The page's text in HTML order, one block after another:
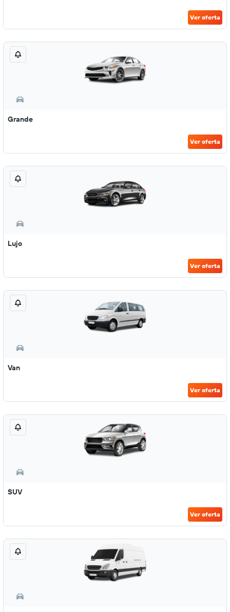
Ver oferta
Grande
Ver oferta
Lujo
Ver oferta
Van
Ver oferta
SUV
Ver oferta